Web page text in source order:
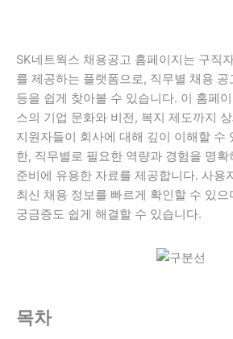
SK네트웍스 채용공고 홈페이지는 구직
를 제공하는 플랫폼으로, 직무별 채용 공
등을 쉽게 찾아볼 수 있습니다. 이 홈페
스의 기업 문화와 비전, 복지 제도까지
지원자들이 회사에 대해 깊이 이해할 수
한, 직무별로 필요한 역량과 경험을 명확
준비에 유용한 자료를 제공합니다. 사용
최신 채용 정보를 빠르게 확인할 수 있
궁금증도 쉽게 해결할 수 있습니다.
목차